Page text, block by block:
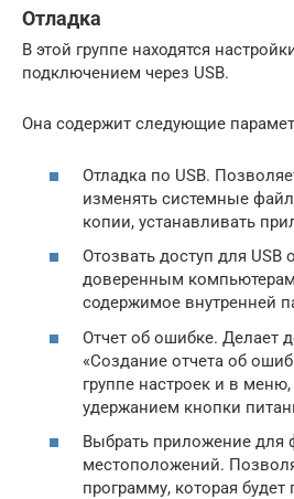
Отладка
В этой группе находятся
подключением через USB.
Она содержит следующие
Отладка по USB.
изменять системные
копии, устанавливать
Отозвать доступ для USB
доверенным
содержимое внутренней
Отчет об ошибке. Делает
«Создание отчета об
группе настроек и в
удержанием кнопки
Выбрать приложение для
местоположений.
программу, которая